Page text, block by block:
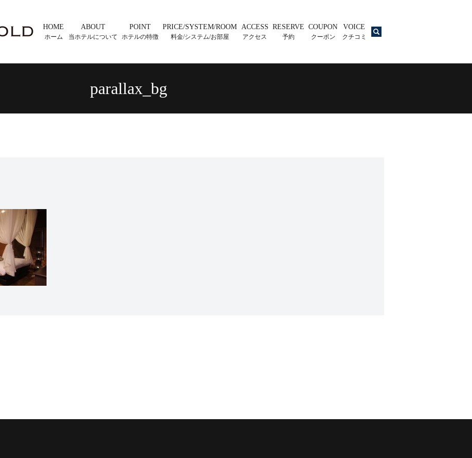
HOME
ホーム
ABOUT
当ホテルについて
POINT
ホテルの特徴
PRICE/SYSTEM/ROOM
料金/システム/お部屋
ACCESS
アクセス
RESERVE
予約
COUPON
クーポン
VOICE
クチコミ
parallax_bg